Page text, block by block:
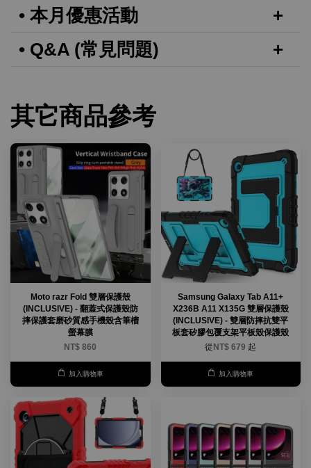
• 本月優惠活動
• Q&A (常見問題)
其它商品參考
Moto razr Fold 雙層保護殼
(INCLUSIVE) - 翻蓋式保護殼防
摔保護套磨砂質感手機殼含筆槽
螢幕膜
NT$ 860
加入購物車
Samsung Galaxy Tab A11+
X236B A11 X135G 雙層保護殼
(INCLUSIVE) - 雙層防摔抗雙平
板套矽膠包覆支架平板殼保護殼
從 NT$ 679 起
加入購物車